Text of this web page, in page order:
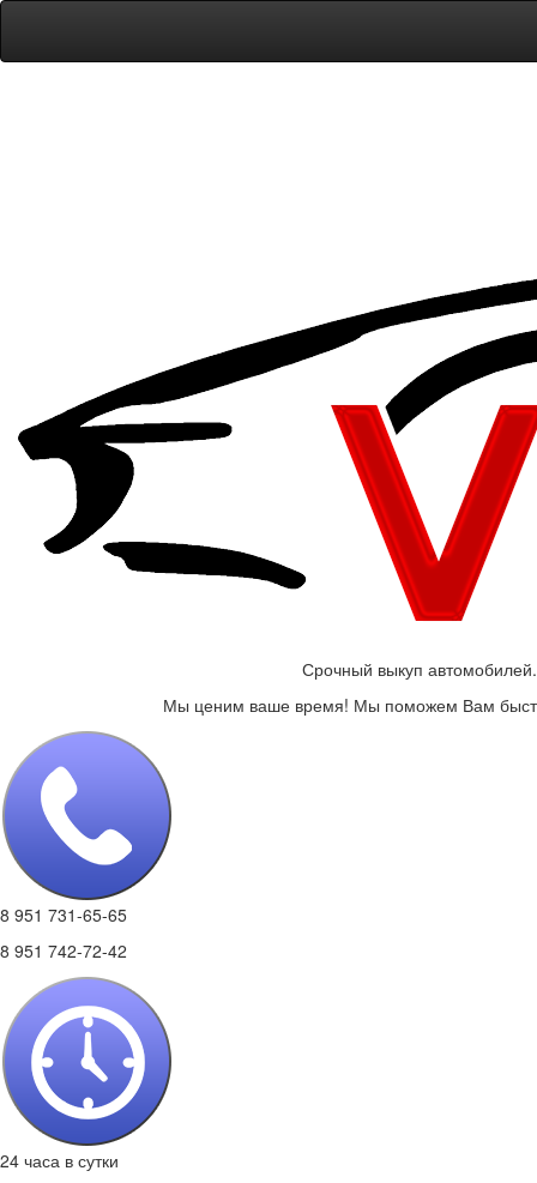
Срочный выкуп автомобилей.
Мы ценим ваше время! Мы поможем Вам
8 951 731-65-65
8 951 742-72-42
24 часа в сутки